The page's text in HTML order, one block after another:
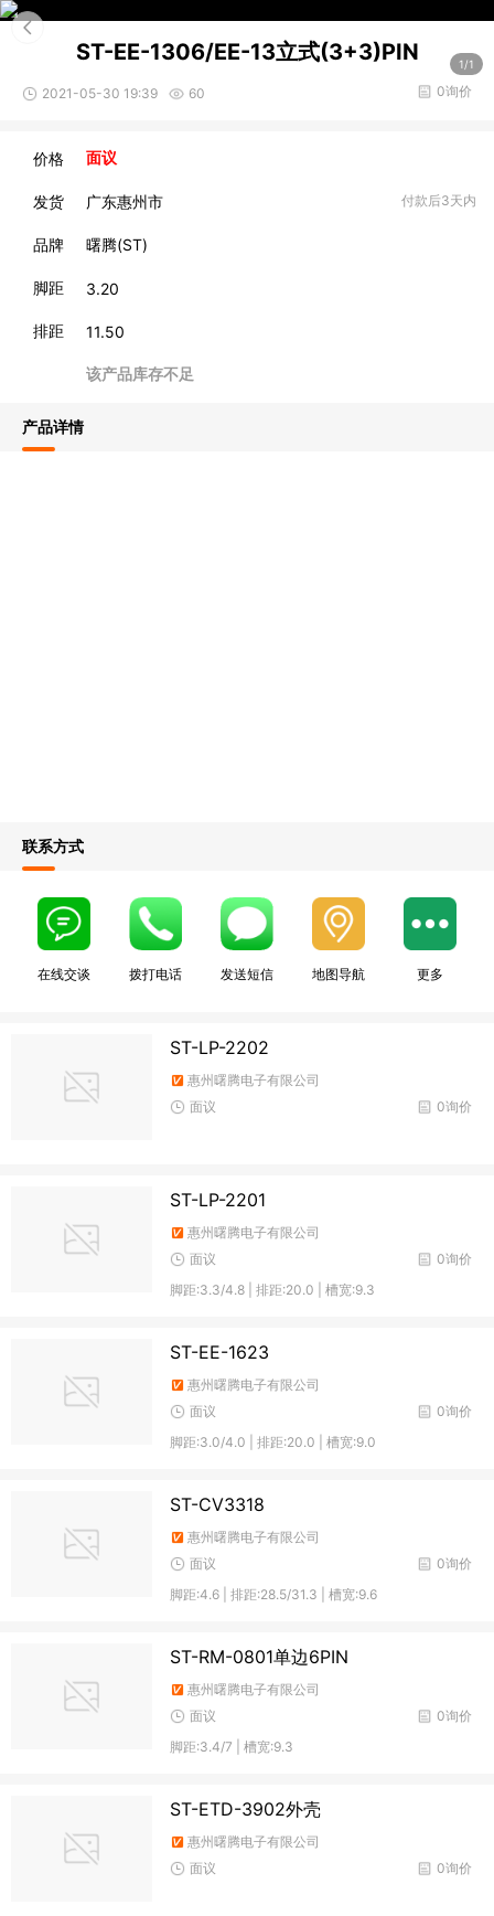
1/1
ST-EE-1306/EE-13立式(3+3)PIN
2021-05-30 19:39 60 0询价
价格 面议
发货 广东惠州市 付款后3天内
品牌 曙腾(ST)
脚距 3.20
排距 11.50
该产品库存不足
产品详情
联系方式
在线交谈 拨打电话 发送短信 地图导航 更多
ST-LP-2202
惠州曙腾电子有限公司
0询价
面议
ST-LP-2201
惠州曙腾电子有限公司
0询价
面议
脚距:3.3/4.8 | 排距:20.0 | 槽宽:9.3
ST-EE-1623
惠州曙腾电子有限公司
0询价
面议
脚距:3.0/4.0 | 排距:20.0 | 槽宽:9.0
ST-CV3318
惠州曙腾电子有限公司
0询价
面议
脚距:4.6 | 排距:28.5/31.3 | 槽宽:9.6
ST-RM-0801单边6PIN
惠州曙腾电子有限公司
0询价
面议
脚距:3.4/7 | 槽宽:9.3
ST-ETD-3902外壳
惠州曙腾电子有限公司
0询价
面议